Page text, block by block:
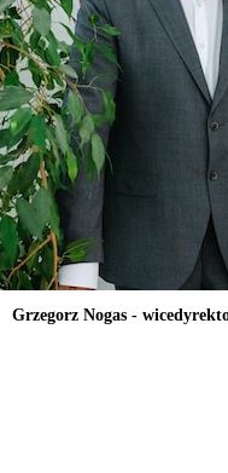
Grzegorz Nogas -